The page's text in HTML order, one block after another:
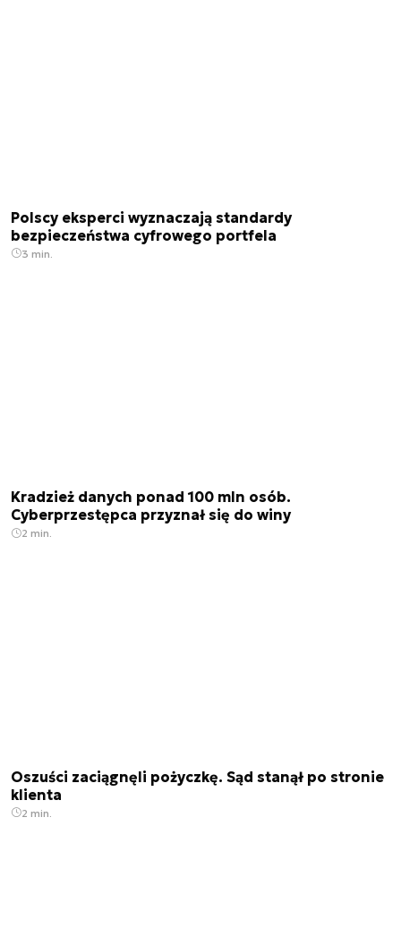
Polscy eksperci wyznaczają standardy
bezpieczeństwa cyfrowego portfela
3 min.
Kradzież danych ponad 100 mln osób.
Cyberprzestępca przyznał się do winy
2 min.
Oszuści zaciągnęli pożyczkę. Sąd stanął po stronie
klienta
2 min.